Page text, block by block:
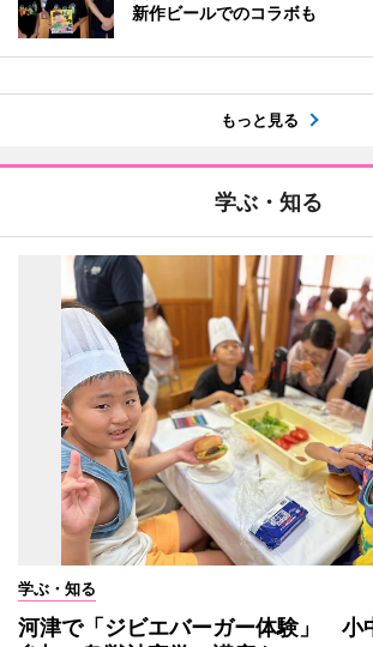
新作ビールでのコラボも
もっと見る
学ぶ・知る
学ぶ・知る
河津で「ジビエバーガー体験」 小